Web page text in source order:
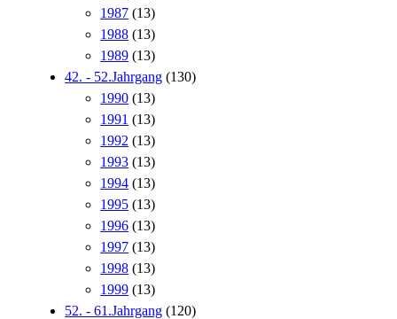
1987 (13)
1988 (13)
1989 (13)
42. - 52.Jahrgang (130)
1990 (13)
1991 (13)
1992 (13)
1993 (13)
1994 (13)
1995 (13)
1996 (13)
1997 (13)
1998 (13)
1999 (13)
52. - 61.Jahrgang (120)